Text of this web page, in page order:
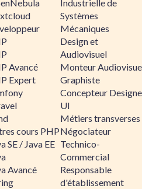
Avancé
Expert
cours PHP
SE / Java EE
Avancé
Industrielle de
Systèmes
Mécaniques
Design et
Audiovisuel
Monteur
Graphiste
Concepteur
UI
Métiers transverses
Négociateur
Technico-
Commercial
Responsable
d'établissement